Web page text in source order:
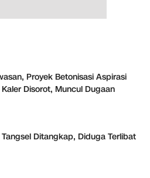
Proyek Betonisasi Aspirasi
Disorot, Muncul Dugaan
Ditangkap, Diduga Terlibat